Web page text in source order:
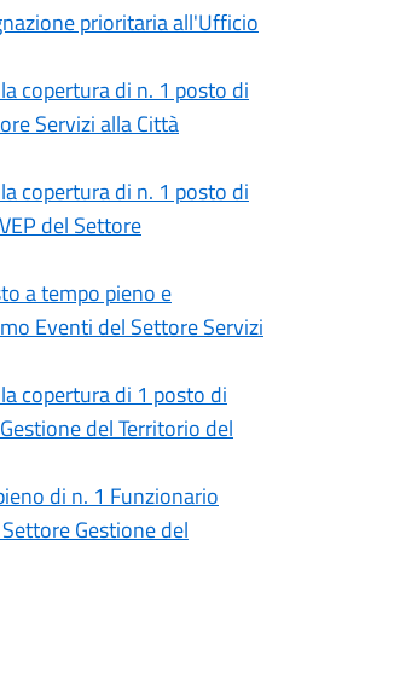
prioritaria all'Ufficio
copertura di n. 1 posto di
Servizi alla Città
copertura di n. 1 posto di
del Settore
a tempo pieno e
Eventi del Settore Servizi
copertura di 1 posto di
del Territorio del
di n. 1 Funzionario
Gestione del